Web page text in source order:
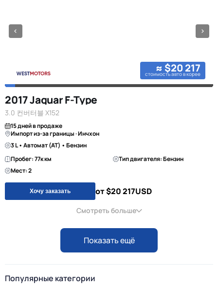
≈ $20 217
стоимость авто в корее
2017 Jaguar F-Type
3.0 컨버터블 X152
15 дней в продаже
Импорт из-за границы · Инчхон
3 L • Автомат (AT) • Бензин
Пробег: 77к км
Тип двигателя: Бензин
Мест: 2
Хочу заказать от $20 217USD
Смотреть больше
Показать ещё
Популярные категории